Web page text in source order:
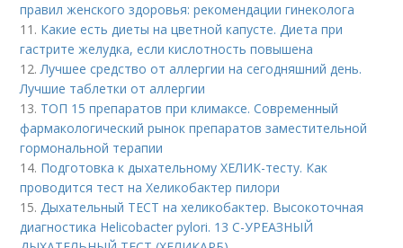
правил женского здоровья: рекомендации гинеколога
11. Какие есть диеты на цветной капусте. Диета при
гастрите желудка, если кислотность повышена
12.Лучшее средство от аллергии на сегодняшний день.
Лучшие таблетки от аллергии
13. ТОП 15 препаратов при климаксе. Современный
фармакологический рынок препаратов заместительной
гормональной терапии
14. Подготовка к дыхательному ХЕЛИК-тесту. Как
проводится тест на Хеликобактер пилори
15.Дыхательный ТЕСТ на хеликобактер. Высокоточная
диагностика Helicobacter pylori. 13 C-УРЕАЗНЫЙ